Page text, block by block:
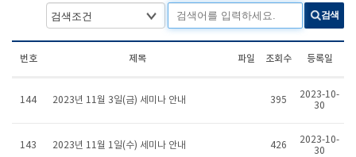
검색
번호 제목 파일 조회수 등록일
144 2023년 11월 3일(금) 세미나 안내 395
2023-10-
30
143 2023년 11월 1일(수) 세미나 안내 426
2023-10-
30